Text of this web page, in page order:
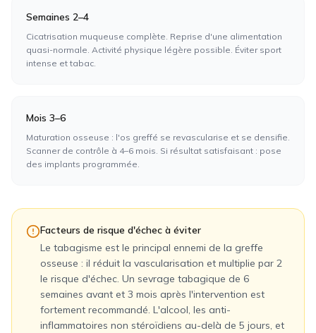
Semaines 2–4
Cicatrisation muqueuse complète. Reprise d'une alimentation
quasi-normale. Activité physique légère possible. Éviter sport
intense et tabac.
Mois 3–6
Maturation osseuse : l'os greffé se revascularise et se densifie.
Scanner de contrôle à 4–6 mois. Si résultat satisfaisant : pose
des implants programmée.
Facteurs de risque d'échec à éviter
Le tabagisme est le principal ennemi de la greffe
osseuse : il réduit la vascularisation et multiplie par 2
le risque d'échec. Un sevrage tabagique de 6
semaines avant et 3 mois après l'intervention est
fortement recommandé. L'alcool, les anti-
inflammatoires non stéroïdiens au-delà de 5 jours, et